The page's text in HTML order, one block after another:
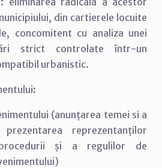
din cartierele locuite
concomitent cu analiza unei
strict controlate într-un
urbanistic.
(anunțarea temei si a
reprezentanților
și a regulilor de